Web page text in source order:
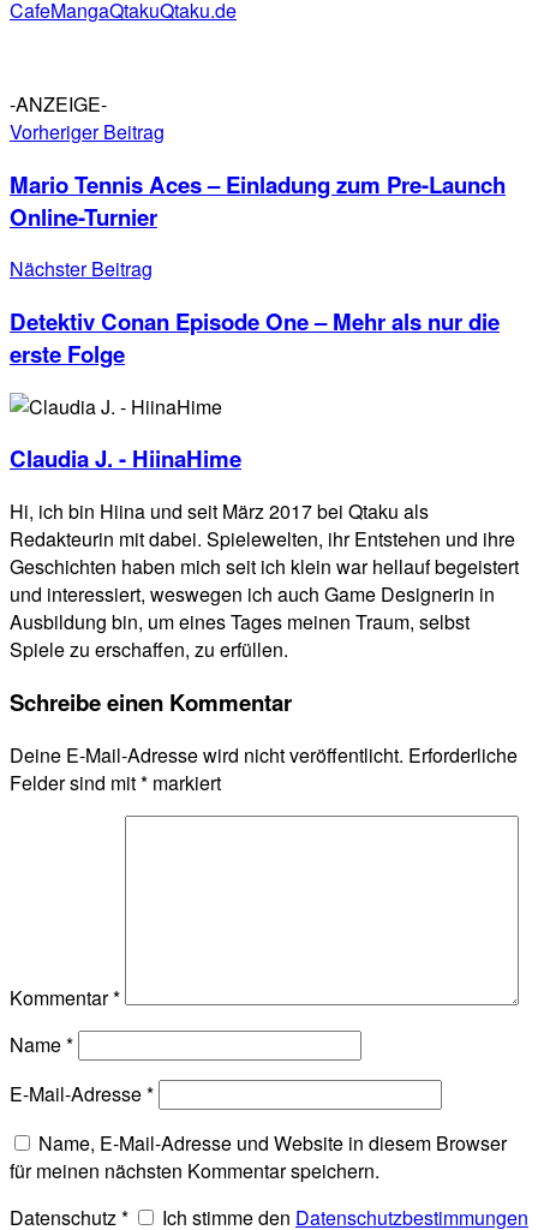
CafeMangaQtakuQtaku.de
-ANZEIGE-
Vorheriger Beitrag
Mario Tennis Aces – Einladung zum Pre-Launch
Online-Turnier
Nächster Beitrag
Detektiv Conan Episode One – Mehr als nur die
erste Folge
Claudia J. - HiinaHime
Hi, ich bin Hiina und seit März 2017 bei Qtaku als
Redakteurin mit dabei. Spielewelten, ihr Entstehen und ihre
Geschichten haben mich seit ich klein war hellauf begeistert
und interessiert, weswegen ich auch Game Designerin in
Ausbildung bin, um eines Tages meinen Traum, selbst
Spiele zu erschaffen, zu erfüllen.
Schreibe einen Kommentar
Deine E-Mail-Adresse wird nicht veröffentlicht. Erforderliche
Felder sind mit* markiert
Kommentar*
Name*
E-Mail-Adresse*
Name, E-Mail-Adresse und Website in diesem Browser
für meinen nächsten Kommentar speichern.
Datenschutz* Ich stimme den Datenschutzbestimmungen